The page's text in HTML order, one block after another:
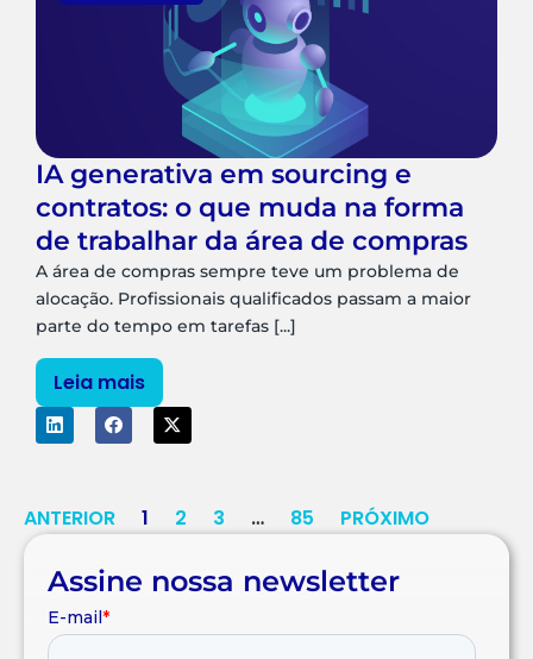
IA generativa em sourcing e
contratos: o que muda na forma
de trabalhar da área de compras
A área de compras sempre teve um problema de
alocação. Profissionais qualificados passam a maior
parte do tempo em tarefas [...]
Leia mais
ANTERIOR 1 2 3 … 85 PRÓXIMO
Assine nossa newsletter